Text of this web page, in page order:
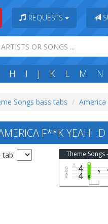
REQUESTS
H I J K L M N
Songs bass tabs America
F**K YEAH! :D
tab: Theme Songs